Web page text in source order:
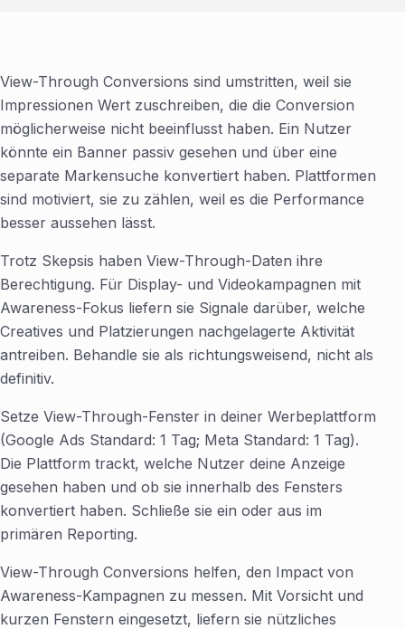
View-Through Conversions sind umstritten, weil sie
Impressionen Wert zuschreiben, die die Conversion
möglicherweise nicht beeinflusst haben. Ein Nutzer
könnte ein Banner passiv gesehen und über eine
separate Markensuche konvertiert haben. Plattformen
sind motiviert, sie zu zählen, weil es die Performance
besser aussehen lässt.
Trotz Skepsis haben View-Through-Daten ihre
Berechtigung. Für Display- und Videokampagnen mit
Awareness-Fokus liefern sie Signale darüber, welche
Creatives und Platzierungen nachgelagerte Aktivität
antreiben. Behandle sie als richtungsweisend, nicht als
definitiv.
Setze View-Through-Fenster in deiner Werbeplattform
(Google Ads Standard: 1 Tag; Meta Standard: 1 Tag).
Die Plattform trackt, welche Nutzer deine Anzeige
gesehen haben und ob sie innerhalb des Fensters
konvertiert haben. Schließe sie ein oder aus im
primären Reporting.
View-Through Conversions helfen, den Impact von
Awareness-Kampagnen zu messen. Mit Vorsicht und
kurzen Fenstern eingesetzt, liefern sie nützliches